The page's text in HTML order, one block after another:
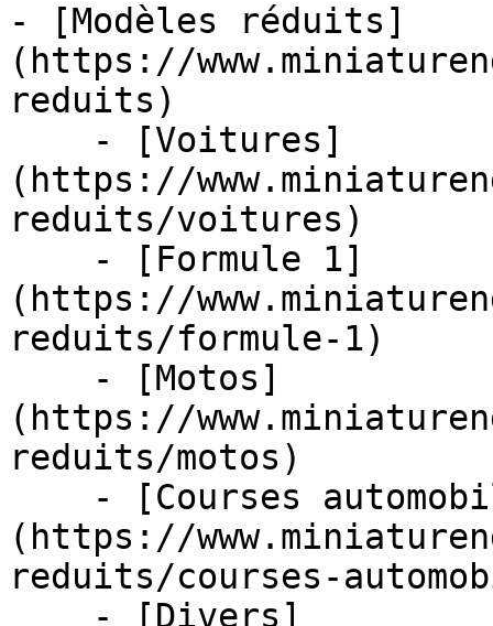
- [Modèles réduits]
(https://
reduits)
(https://
reduits/voitures)
(https://
reduits/formule-1)
(https://
reduits/motos)
(https://
reduits/courses-